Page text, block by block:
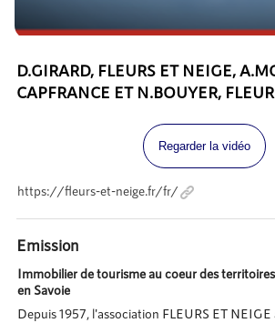
D.GIRARD, FLEURS ET NEIGE,
CAPFRANCE ET N.BOUYER,
Regarder la vidéo
https://fleurs-et-neige.fr/fr/
Emission
Immobilier de tourisme au coeur des
en Savoie
Depuis 1957, l'association FLEURS ET NEIGE